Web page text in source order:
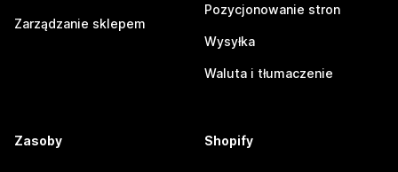
Zarządzanie sklepem
Pozycjonowanie stron
Wysyłka
Waluta i tłumaczenie
Zasoby Shopify